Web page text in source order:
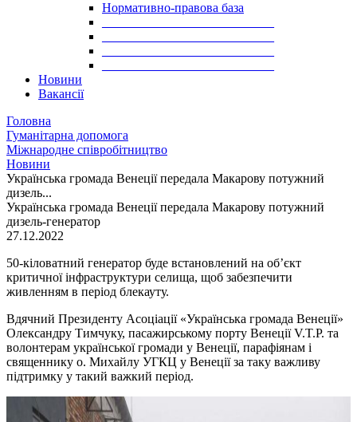
Нормативно-правова база
Новини
Вакансії
Головна
Гуманітарна допомога
Міжнародне співробітництво
Новини
Українська громада Венеції передала Макарову потужний
дизель...
Українська громада Венеції передала Макарову потужний
дизель-генератор
27.12.2022
50-кіловатний генератор буде встановлений на об’єкт
критичної інфраструктури селища, щоб забезпечити
живленням в період блекауту.
Вдячний Президенту Асоціації «Українська громада Венеції»
Олександру Тимчуку, пасажирському порту Венеції V.T.P. та
волонтерам української громади у Венеції, парафіянам і
священнику о. Михайлу УГКЦ у Венеції за таку важливу
підтримку у такий важкий період.